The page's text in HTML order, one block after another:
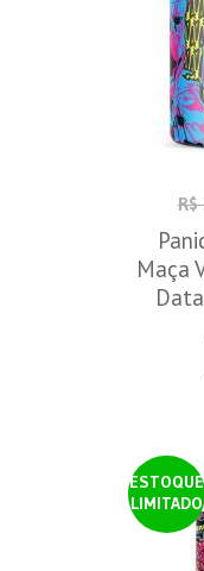
Maça
ESTOQUE
LIMITADO